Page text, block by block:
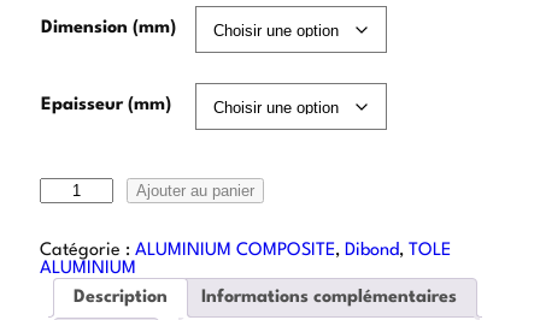
Dimension (mm)
Epaisseur (mm)
Ajouter au panier
Catégorie : ALUMINIUM COMPOSITE, Dibond, TOLE
ALUMINIUM
Description
Informations complémentaires